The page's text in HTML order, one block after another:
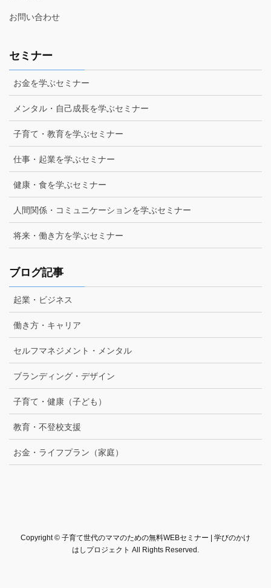
お問い合わせ
セミナー
お金を学ぶセミナー
メンタル・自己成長を学ぶセミナー
子育て・教育を学ぶセミナー
仕事・起業を学ぶセミナー
健康・食を学ぶセミナー
人間関係・コミュニケーションを学ぶセミナー
将来・働き方を学ぶセミナー
ブログ記事
起業・ビジネス
働き方・キャリア
セルフマネジメント・メンタル
ブランディング・デザイン
子育て・健康（子ども）
教育・不登校支援
お金・ライフプラン（家庭）
Copyright © 子育て世代のママのための無料WEBセミナー | 学びのかけ
はしプロジェクト All Rights Reserved.